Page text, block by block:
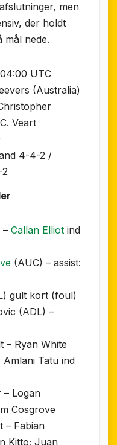
men
der holdt
mål nede.
UTC
(Australia)
Veart
4-4-2 /
2
– Callan Elliot ind
(AUC) – assist:
gult kort (foul)
(ADL) –
– Ryan White
Tatu ind
– Logan
Cosgrove
– Fabian
Kitto; Juan